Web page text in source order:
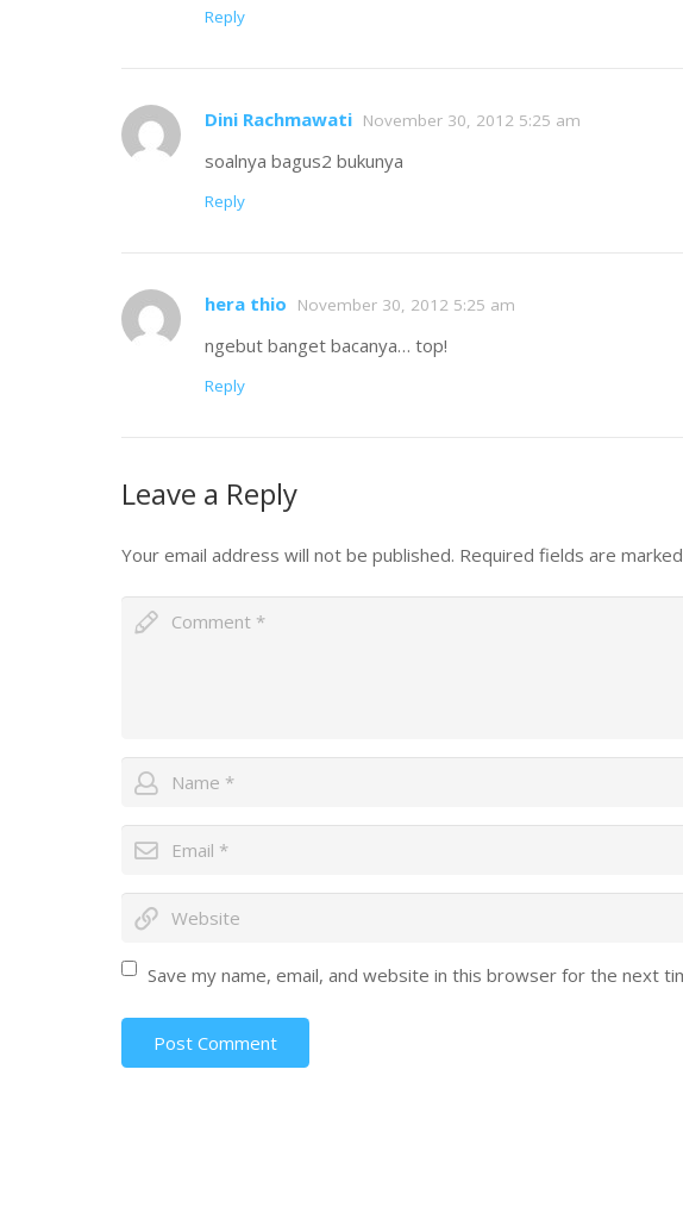
Reply
Dini Rachmawati November 30, 2012 5:25 am
soalnya bagus2 bukunya
Reply
hera thio November 30, 2012 5:25 am
ngebut banget bacanya… top!
Reply
Leave a Reply
Your email address will not be published. Required fields are marked
Save my name, email, and website in this browser for the next
Post Comment